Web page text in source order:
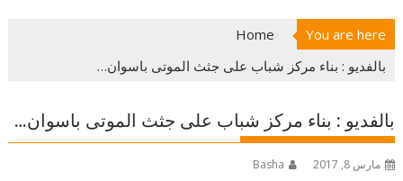
You are here
Home
بالفديو : بناء مركز شباب على جثث الموتى باسوان…
بالفديو : بناء مركز شباب على جثث الموتى باسوان…
مارس 8, 2017 Basha